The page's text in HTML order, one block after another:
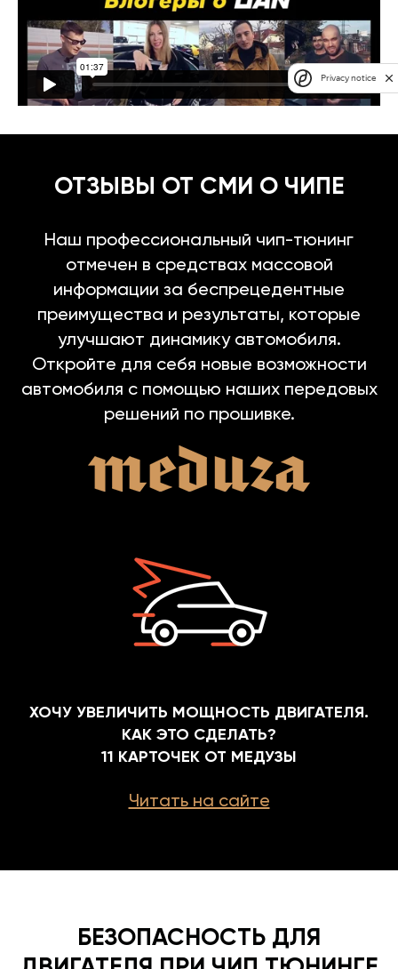
ОТЗЫВЫ ОТ СМИ О ЧИПЕ
Наш профессиональный чип-тюнинг
отмечен в средствах массовой
информации за беспрецедентные
преимущества и результаты, которые
улучшают динамику автомобиля.
Откройте для себя новые возможности
автомобиля с помощью наших передовых
решений по прошивке.
ХОЧУ УВЕЛИЧИТЬ МОЩНОСТЬ ДВИГАТЕЛЯ.
КАК ЭТО СДЕЛАТЬ?
11 КАРТОЧЕК ОТ МЕДУЗЫ
Читать на сайте
БЕЗОПАСНОСТЬ ДЛЯ
Privacy notice